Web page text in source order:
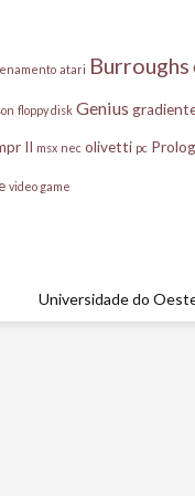
atari Burroughs
floppy disk Genius
II msx nec olivetti pc
video game
Universidade do